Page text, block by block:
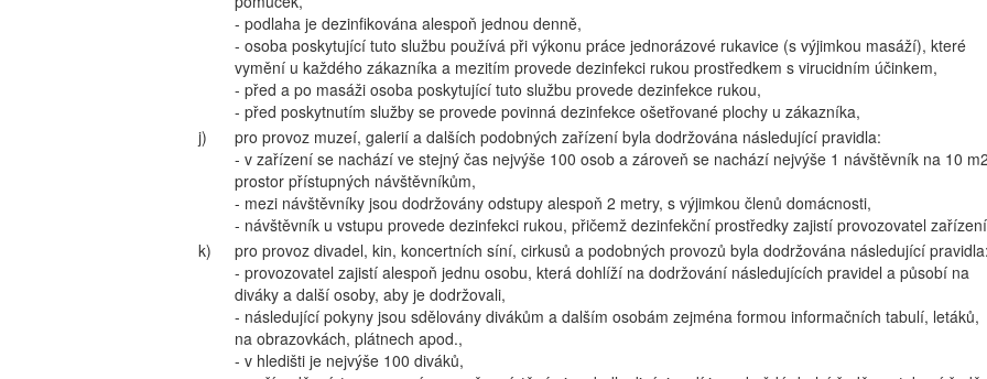
- podlaha je dezinfikována alespoň jednou denně,
- osoba poskytující tuto službu používá při výkonu práce jednorázové rukavice (s výjimkou masáží), které
vymění u každého zákazníka a mezitím provede dezinfekci rukou prostředkem s virucidním účinkem,
- před a po masáži osoba poskytující tuto službu provede dezinfekce rukou,
- před poskytnutím služby se provede povinná dezinfekce ošetřované plochy u zákazníka,
j)
pro provoz muzeí, galerií a dalších podobných zařízení byla dodržována následující pravidla:
- v zařízení se nachází ve stejný čas nejvýše 100 osob a zároveň se nachází nejvýše 1 návštěvník na 10
prostor přístupných návštěvníkům,
- mezi návštěvníky jsou dodržovány odstupy alespoň 2 metry, s výjimkou členů domácnosti,
- návštěvník u vstupu provede dezinfekci rukou, přičemž dezinfekční prostředky zajistí provozovatel
k)
pro provoz divadel, kin, koncertních síní, cirkusů a podobných provozů byla dodržována následující
- provozovatel zajistí alespoň jednu osobu, která dohlíží na dodržování následujících pravidel a působí na
diváky a další osoby, aby je dodržovali,
- následující pokyny jsou sdělovány divákům a dalším osobám zejména formou informačních tabulí, letáků,
na obrazovkách, plátnech apod.,
- v hledišti je nejvýše 100 diváků,